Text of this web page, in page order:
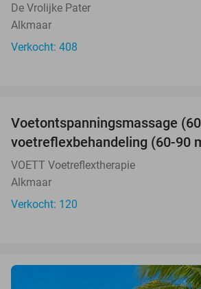
De Vrolijke Pater
Alkmaar
Verkocht: 408
OUT
Voetontspanningsmassage
voetreflexbehandeling (60-90
VOETT Voetreflextherapie
Alkmaar
Verkocht: 120